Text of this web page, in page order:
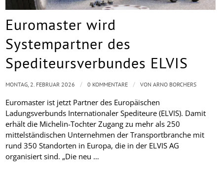
Euromaster wird
Systempartner des
Spediteursverbundes ELVIS
Euromaster ist jetzt Partner des Europäischen
Ladungsverbunds Internationaler Spediteure (ELVIS). Damit
erhält die Michelin-Tochter Zugang zu mehr als 250
mittelständischen Unternehmen der Transportbranche mit
rund 350 Standorten in Europa, die in der ELVIS AG
organisiert sind. „Die neu …
MONTAG, 2. FEBRUAR 2026 / 0 KOMMENTARE / VONARNO BORCHERS